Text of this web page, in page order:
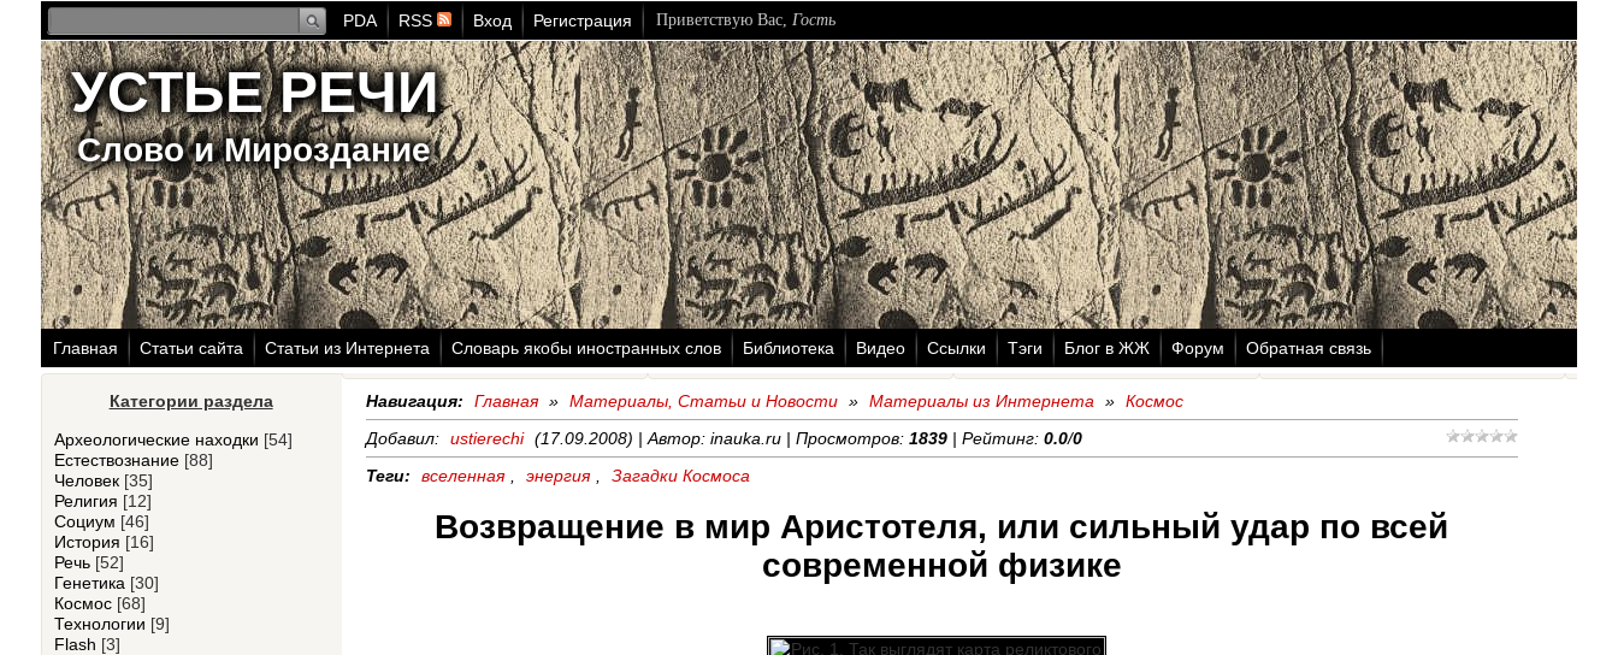
PDA RSS Вход Регистрация Приветствую Вас, Гость
УСТЬЕ РЕЧИ
Слово и Мироздание
Главная Статьи сайта Статьи из Интернета Словарь якобы иностранных слов Библиотека Видео Ссылки Тэги Блог в ЖЖ Форум Обратная связь
Категории раздела
Археологические находки [54]
Естествознание [88]
Человек [35]
Религия [12]
Социум [46]
История [16]
Речь [52]
Генетика [30]
Космос [68]
Технологии [9]
Flash [3]
Навигация: Главная » Материалы, Статьи и Новости » Материалы из Интернета » Космос
Добавил: ustierechi (17.09.2008) | Автор: inauka.ru | Просмотров: 1839| Рейтинг: 0.0/0
Теги:
вселенная энергия Загадки Космоса
Возвращение в мир Аристотеля, или сильный удар по всей
современной физике